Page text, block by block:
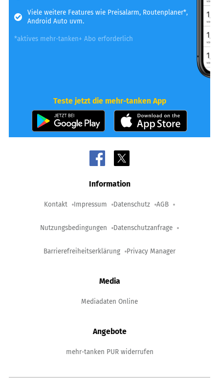
Viele weitere Features wie Preisalarm, Routenplaner*,
Android Auto uvm.
*aktives mehr-tanken+ Abo erforderlich
Teste jetzt die mehr-tanken App
Information
Kontakt Impressum Datenschutz AGB
Nutzungsbedingungen Datenschutzanfrage
Barrierefreiheitserklärung Privacy Manager
Media
Mediadaten Online
Angebote
mehr-tanken PUR widerrufen